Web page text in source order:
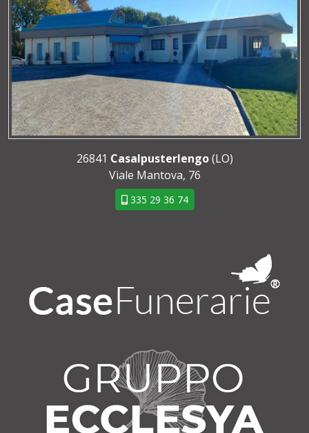
26841 Casalpusterlengo(LO)
Viale Mantova, 76
335 29 36 74